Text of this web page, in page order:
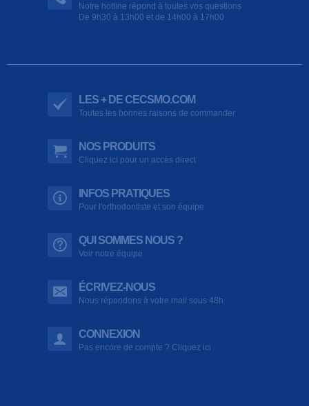
Notre hotline répond à toutes vos questions
De 9h30 à 13h00 et de 14h00 à 17h00
LES + DE CECSMO.COM
Toutes les bonnes raisons de commander
NOS PRODUITS
Cliquez ici pour un accès direct
INFOS PRATIQUES
Pour l'orthodontiste et son équipe
QUI SOMMES NOUS ?
Voir notre équipe
ÉCRIVEZ-NOUS
Nous répondons à votre mail sous 48h
CONNEXION
Pas encore de compte ? Cliquez ici